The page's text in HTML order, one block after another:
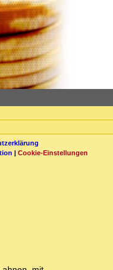
| Cookie-Einstellungen